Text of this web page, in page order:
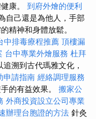
康。 到府外燴的便利
自己還是為他人，手部
精神和身體放鬆。
中排毒療程推薦 頂樓漏
台中專業外燴服務 杜拜
溯到古代瑪雅文化，
申請指南 經絡調理服務
的有益效果。 搬家公
外商投資設立公司專業
辦理台胞證的方法 針灸